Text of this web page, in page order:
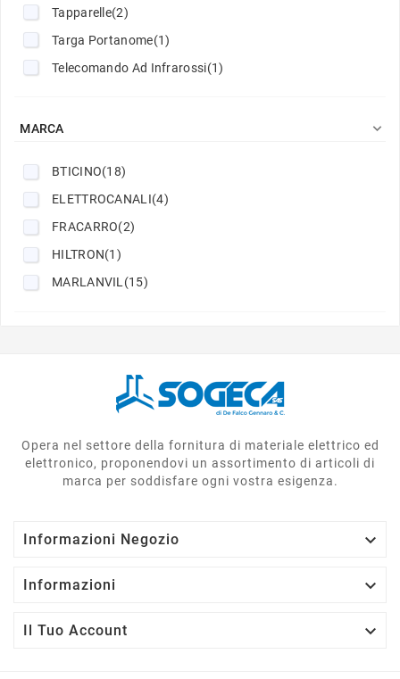
Tapparelle(2)
Targa Portanome(1)
Telecomando Ad Infrarossi(1)
MARCA 
BTICINO(18)
ELETTROCANALI(4)
FRACARRO(2)
HILTRON(1)
MARLANVIL(15)
Opera nel settore della fornitura di materiale elettrico ed
elettronico, proponendovi un assortimento di articoli di
marca per soddisfare ogni vostra esigenza.
Informazioni Negozio 
Informazioni 
Il Tuo Account 